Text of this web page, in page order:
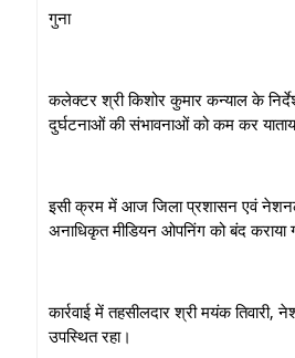
गुना
कलेक्टर श्री किशोर कुमार कन्याल के
दुर्घटनाओं की संभावनाओं को कम कर
इसी क्रम में आज जिला प्रशासन एवं नेशनल
अनाधिकृत मीडियन ओपनिंग को बंद
कार्रवाई में तहसीलदार श्री मयंक
उपस्थित रहा।